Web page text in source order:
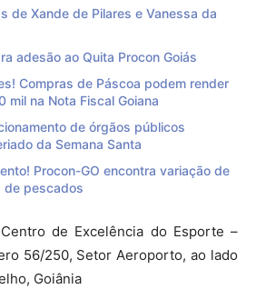
de Xande de Pilares e Vanessa da
adesão ao Quita Procon Goiás
Compras de Páscoa podem render
mil na Nota Fiscal Goiana
de órgãos públicos
da Semana Santa
Procon-GO encontra variação de
de pescados
de Excelência do Esporte –
56/250, Setor Aeroporto, ao lado
Goiânia